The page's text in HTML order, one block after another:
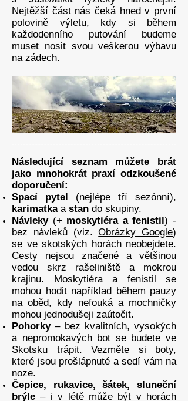
Nejtěžší část nás čeká hned v první
polovině výletu, kdy si během
každodenního putování budeme
muset nosit svou veškerou výbavu
na zádech.
Následující seznam můžete brát
jako mnohokrát praxí odzkoušené
doporučení:
Spací pytel (nejlépe tří sezónní),
karimatka astan do skupiny.
Návleky(+ moskytiéra a fenistil) -
bez návleků (viz.Obrázky Google)
se ve skotských horách neobejdete.
Cesty nejsou značené a většinou
vedou skrz rašeliniště a mokrou
krajinu. Moskytiéra a fenistil se
mohou hodit například během pauzy
na oběd, kdy nefouká a mochničky
mohou jednodušeji zaútočit.
Pohorky– bez kvalitních, vysokých
a nepromokavých bot se budete ve
Skotsku trápit. Vezměte si boty,
které jsou prošlápnuté a sedí vám na
noze.
Čepice, rukavice, šátek, sluneční
brýle – i v létě může být v horách